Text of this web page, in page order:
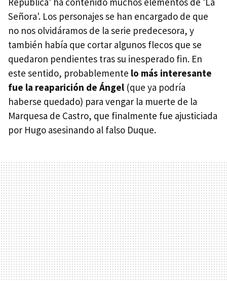
Señora'. Los personajes se han encargado de que
no nos olvidáramos de la serie predecesora, y
también había que cortar algunos flecos que se
quedaron pendientes tras su inesperado fin. En
este sentido, probablemente lo más interesante
fue la reaparición de Ángel (que ya podría
haberse quedado) para vengar la muerte de la
Marquesa de Castro, que finalmente fue ajusticiada
por Hugo asesinando al falso Duque.